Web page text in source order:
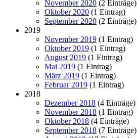
November 2020 (2 Einträge)
Oktober 2020 (1 Eintrag)
September 2020 (2 Einträge)
2019
November 2019 (1 Eintrag)
Oktober 2019 (1 Eintrag)
August 2019 (1 Eintrag)
Mai 2019 (1 Eintrag)
März 2019 (1 Eintrag)
Februar 2019 (1 Eintrag)
2018
Dezember 2018 (4 Einträge)
November 2018 (1 Eintrag)
Oktober 2018 (4 Einträge)
September 2018 (7 Einträge)